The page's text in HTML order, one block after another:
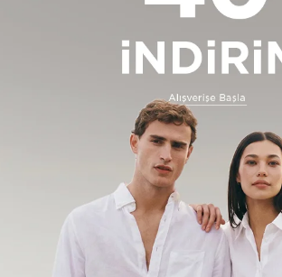
Ücretsiz Kargo
Yeni Ürün